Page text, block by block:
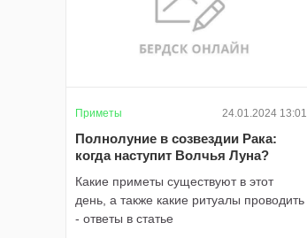
Приметы 24.01.2024 13:01
Полнолуние в созвездии Рака:
когда наступит Волчья Луна?
Какие приметы существуют в этот
день, а также какие ритуалы проводить
- ответы в статье